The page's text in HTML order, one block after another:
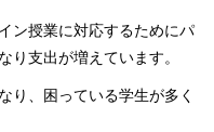
ン授業に対応するためにパ
り支出が増えています。
り、困っている学生が多く